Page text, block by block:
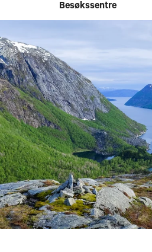
Besøkssentre